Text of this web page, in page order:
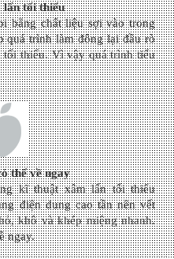
lấn tối thiểu
bằng chất liệu sợi vào trong
quá trình làm đông lại đầu rò
tối thiểu. Vì vậy quá trình tiểu
thể về ngay
kĩ thuật xâm lấn tối thiểu
điện dung cao tần nên vết
khô và khép miệng nhanh.
ngay.